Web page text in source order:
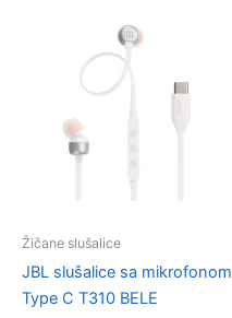
Žičane slušalice
JBL slušalice sa mikrofonom
Type C T310 BELE